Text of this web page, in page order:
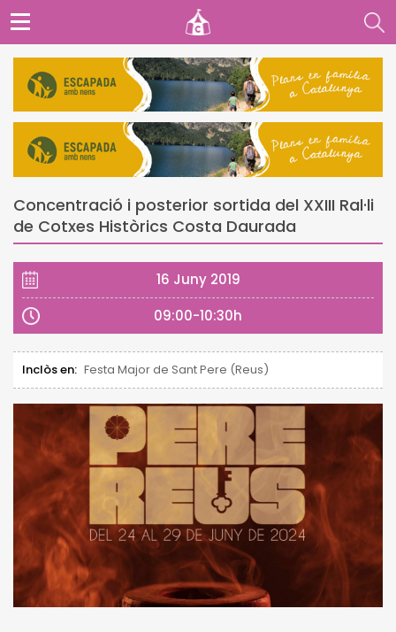
Concentració i posterior sortida del XXIII Ral·li
de Cotxes Històrics Costa Daurada
16 Juny 2019
09:00-10:30h
Inclòs en: Festa Major de Sant Pere (Reus)